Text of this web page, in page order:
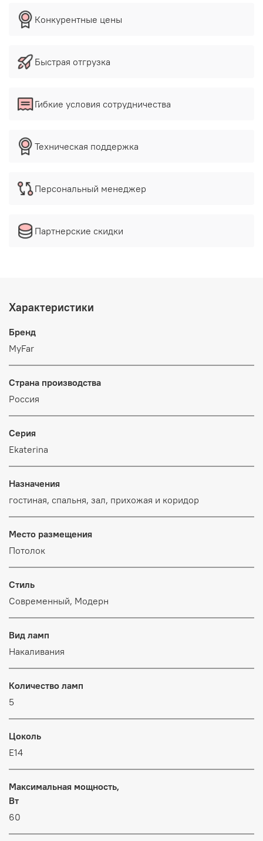
Конкурентные цены
Быстрая отгрузка
Гибкие условия сотрудничества
Техническая поддержка
Персональный менеджер
Партнерские скидки
Характеристики
Бренд
MyFar
Страна производства
Россия
Серия
Ekaterina
Назначения
гостиная, спальня, зал, прихожая и коридор
Место размещения
Потолок
Стиль
Современный, Модерн
Вид ламп
Накаливания
Количество ламп
5
Цоколь
E14
Максимальная мощность,
Вт
60